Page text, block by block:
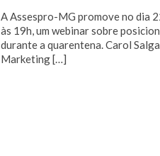
A Assespro-MG promove no dia
às 19h, um webinar sobre
durante a quarentena. Carol
Marketing[…]